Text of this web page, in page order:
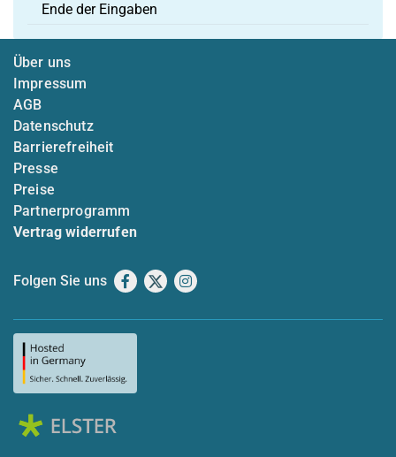
Ende der Eingaben
Über uns
Impressum
AGB
Datenschutz
Barrierefreiheit
Presse
Preise
Partnerprogramm
Vertrag widerrufen
Folgen Sie uns Facebook
X Instagram